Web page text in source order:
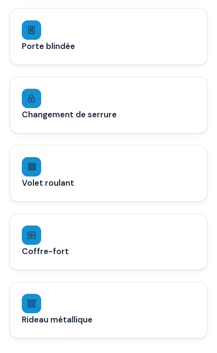
Porte blindée
Changement de serrure
Volet roulant
Coffre-fort
Rideau métallique